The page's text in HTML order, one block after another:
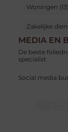
Woningen (13)
Zakelijke
MEDIA EN
De beste
specialist
Social media